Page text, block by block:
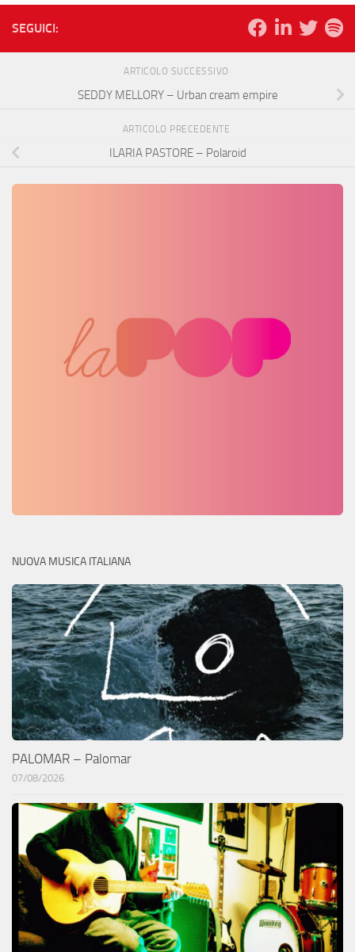
SEGUICI:
ARTICOLO SUCCESSIVO
SEDDY MELLORY – Urban cream empire
ARTICOLO PRECEDENTE
ILARIA PASTORE – Polaroid
NUOVA MUSICA ITALIANA
PALOMAR – Palomar
07/08/2026